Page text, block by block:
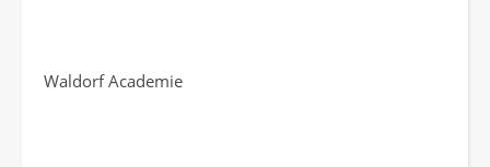
Waldorf Academie